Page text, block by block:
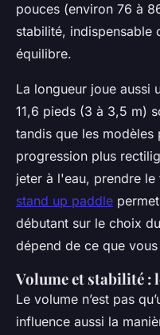
pouces (environ 76 à
stabilité, indispensable
équilibre.
La longueur joue aussi
11,6 pieds (3 à 3,5 m)
tandis que les modèles
progression plus
jeter à l'eau, prendre le
stand up paddle
débutant sur le choix
dépend de ce que
Volume et stabilité :
Le volume n’est pas
influence aussi la